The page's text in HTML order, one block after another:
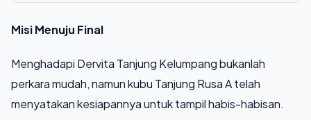
Misi Menuju Final
Menghadapi Dervita Tanjung Kelumpang bukanlah
perkara mudah, namun kubu Tanjung Rusa A telah
menyatakan kesiapannya untuk tampil habis-habisan.